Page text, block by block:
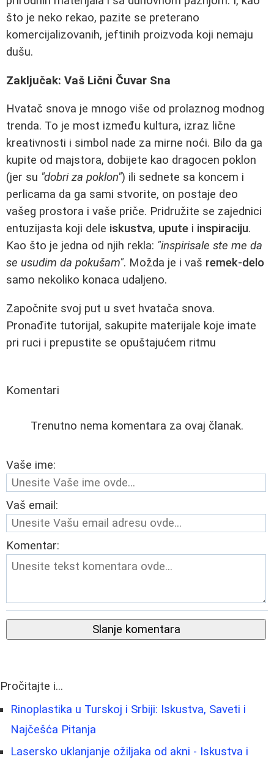
što je neko rekao, pazite se preterano
komercijalizovanih, jeftinih proizvoda koji nemaju
dušu.
Zaključak: Vaš Lični Čuvar Sna
Hvatač snova je mnogo više od prolaznog modnog
trenda. To je most između kultura, izraz lične
kreativnosti i simbol nade za mirne noći. Bilo da ga
kupite od majstora, dobijete kao dragocen poklon
(jer su "dobri za poklon") ili sednete sa koncem i
perlicama da ga sami stvorite, on postaje deo
vašeg prostora i vaše priče. Pridružite se zajednici
entuzijasta koji dele iskustva, upute i inspiraciju.
Kao što je jedna od njih rekla: "inspirisale ste me da
se usudim da pokušam". Možda je i vaš remek-delo
samo nekoliko konaca udaljeno.
Započnite svoj put u svet hvatača snova.
Pronađite tutorijal, sakupite materijale koje imate
pri ruci i prepustite se opuštajućem ritmu
Komentari
Trenutno nema komentara za ovaj članak.
Vaše ime:
Vaš email:
Komentar:
Slanje komentara
Pročitajte i...
Rinoplastika u Turskoj i Srbiji: Iskustva, Saveti i
Najčešća Pitanja
Lasersko uklanjanje ožiljaka od akni - Iskustva i